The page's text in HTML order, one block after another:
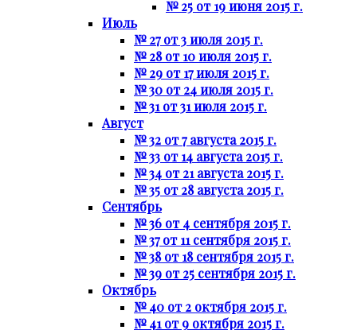
№ 25 от 19 июня 2015 г.
Июль
№ 27 от 3 июля 2015 г.
№ 28 от 10 июля 2015 г.
№ 29 от 17 июля 2015 г.
№ 30 от 24 июля 2015 г.
№ 31 от 31 июля 2015 г.
Август
№ 32 от 7 августа 2015 г.
№ 33 от 14 августа 2015 г.
№ 34 от 21 августа 2015 г.
№ 35 от 28 августа 2015 г.
Сентябрь
№ 36 от 4 сентября 2015 г.
№ 37 от 11 сентября 2015 г.
№ 38 от 18 сентября 2015 г.
№ 39 от 25 сентября 2015 г.
Октябрь
№ 40 от 2 октября 2015 г.
№ 41 от 9 октября 2015 г.